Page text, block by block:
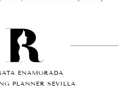
ENAMORADA
PLANNER SEVILLA